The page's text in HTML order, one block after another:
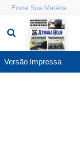
Envie Sua Matéria
Pesquisa
Versão Impressa